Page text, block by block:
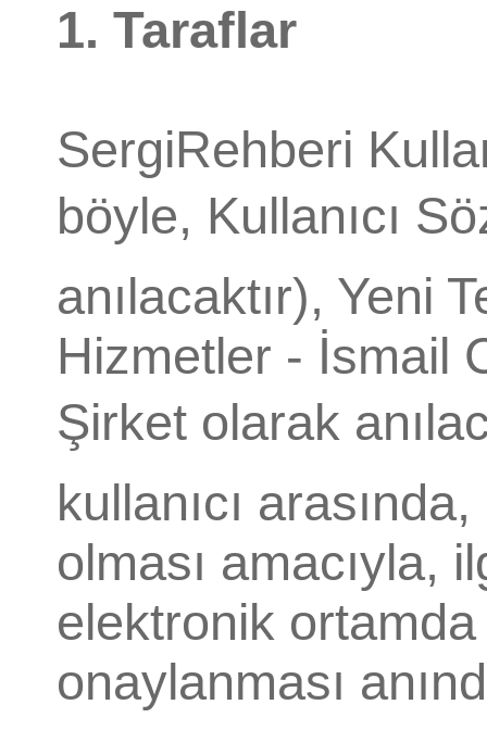
1. Taraflar
SergiRehberi
böyle, Kullanıcı
anılacaktır), Yeni
Hizmetler - İsmail
Şirket olarak
kullanıcı
olması amacıyla,
elektronik ortamda
onaylanması